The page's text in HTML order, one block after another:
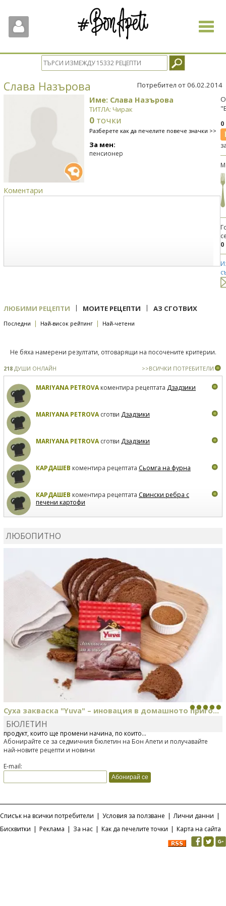
Toggle
Слава Назърова Потребител от 06.02.2014
Име: Слава Назърова
ТИТЛА: Чирак
0 точки
Разберете как да печелите повече значки >>
За мен:
пенсионер
Коментари
0
ЛЮБИМИ РЕЦЕПТИ | МОИТЕ РЕЦЕПТИ | АЗ СГОТВИХ
Последни | Най-висок рейтинг | Най-четени
Не бяха намерени резултати, отговарящи на посочените критерии.
218 ДУШИ ОНЛАЙН >>ВСИЧКИ ПОТРЕБИТЕЛИ
MARIYANA PETROVAкоментира рецептата Дзадзики
MARIYANA PETROVAсготви Дзадзики
MARIYANA PETROVAсготви Дзадзики
КАРДАШЕВ коментира рецептата Сьомга на фурна
КАРДАШЕВ коментира рецептата Свински ребра с
печени картофи
ЛЮБОПИТНО
Суха закваска "Yuva" – иновация в домашното приго...
Отскоро Лесафр България стартира предлагането на изцяло нов
продукт, който ще промени начина, по който...
БЮЛЕТИН
Абонирайте се за седмичния бюлетин на Бон Апети и получавайте
най-новите рецепти и новини
E-mail:
Списък на всички потребители | Условия за ползване | Лични данни |
Бисквитки | Реклама | За нас | Как да печелите точки | Карта на сайта